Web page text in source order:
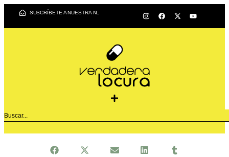
SUSCRÍBETE A NUESTRA NL